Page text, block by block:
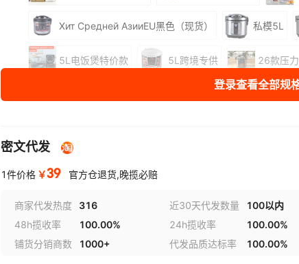
Хит Средней АзииEU黑色（现货） 私模5L
5L电饭煲特价款 5L跨境专供 26款压
美规110v出口
登录查看全部规
密文代发
1件价格 ￥39 官方仓退货,晚揽必赔
商家代发热度 316 近30天代发数量 100以内
48h揽收率
100.00% 24h揽收率 100.00%
铺货分销商数
1000+ 代发品质达标率 100.00%